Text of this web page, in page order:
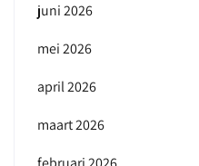
juni 2026
mei 2026
april 2026
maart 2026